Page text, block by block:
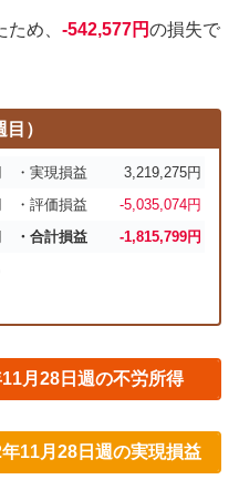
め、 -542,577円の損失で
）
・実現損益
3,219,275円
・評価損益
-5,035,074円
・合計損益
-1,815,799円
月28日週の不労所得
11月28日週の実現損益